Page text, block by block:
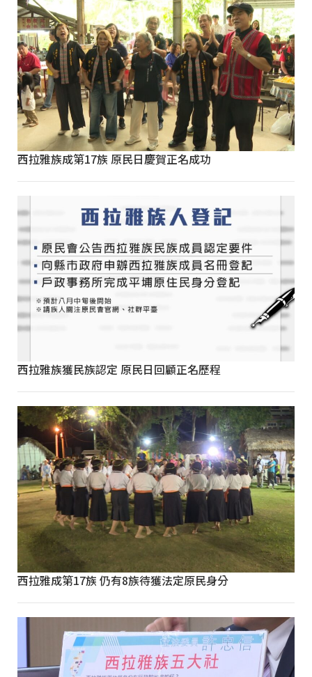
西拉雅族成第17族 原民日慶賀正名成功
西拉雅族獲民族認定 原民日回顧正名歷程
西拉雅成第17族 仍有8族待獲法定原民身分